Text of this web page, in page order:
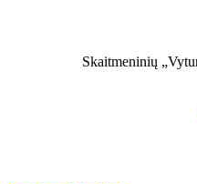
Skaitmeninių